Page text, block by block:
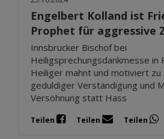
Engelbert Kolland ist
Prophet für aggressive
Innsbrucker Bischof bei
Heiligsprechungsdankmesse in
Heiliger mahnt und motiviert zu
geduldiger Verständigung und
Versöhnung statt Hass
Teilen Teilen Teilen